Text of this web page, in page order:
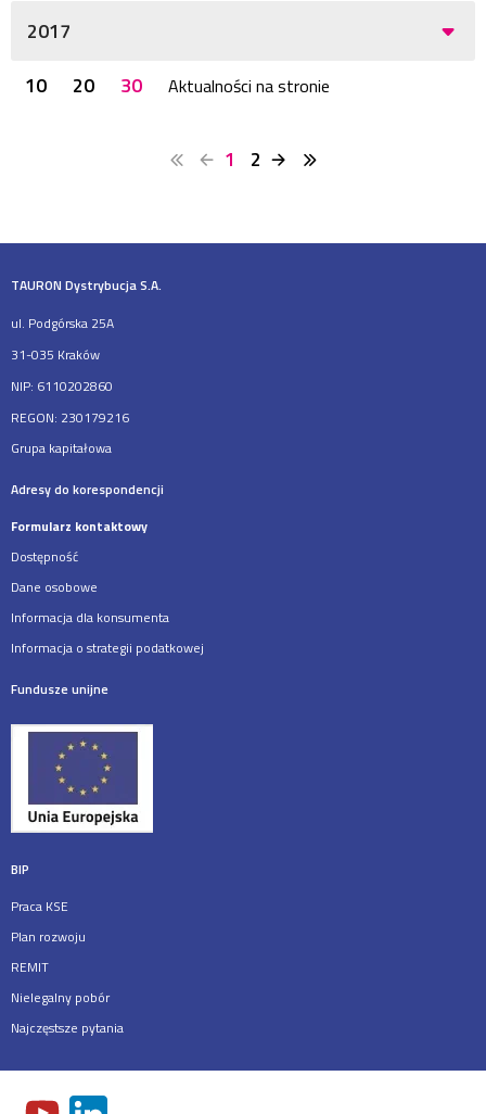
2017
10
20 30 Aktualności na stronie
1 2
TAURON Dystrybucja S.A.
ul. Podgórska 25A
31-035 Kraków
NIP: 6110202860
REGON: 230179216
Grupa kapitałowa
Adresy do korespondencji
Formularz kontaktowy
Dostępność
Dane osobowe
Informacja dla konsumenta
Informacja o strategii podatkowej
Fundusze unijne
BIP
Praca KSE
Plan rozwoju
REMIT
Nielegalny pobór
Najczęstsze pytania